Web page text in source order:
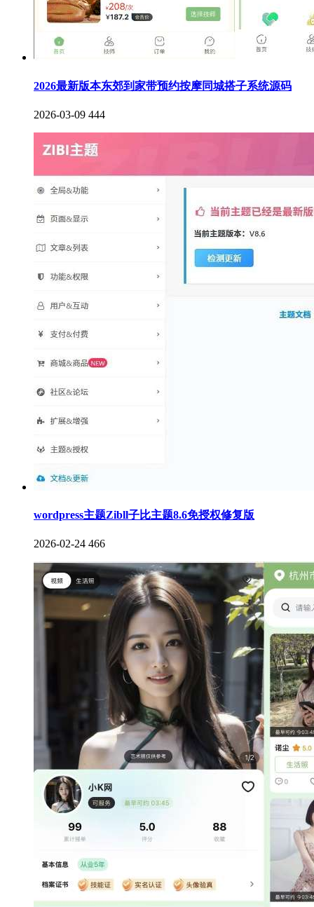
2026最新版本东郊到家带预约按摩同城搭子系统源码
2026-03-09 444
wordpress主题Zibll子比主题8.6免授权修复版
2026-02-24 466